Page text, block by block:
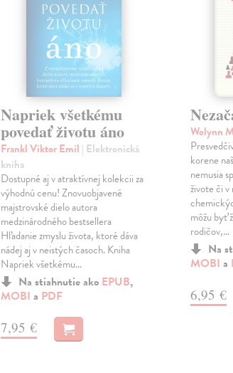
Napriek všetkému
povedať životu áno
Frankl Viktor Emil | Elektronická
kniha
Dostupné aj v atraktívnej kolekcii za
výhodnú cenu! Znovuobjavené
majstrovské dielo autora
medzinárodného bestsellera
Hľadanie zmyslu života, ktoré dáva
nádej aj v neistých časoch. Kniha
Napriek všetkému…
Na stiahnutie ako EPUB,
MOBI a PDF
7,95 €
Wolynn
korene
nemusia
živote či v
môžu byť
rodičov,…
Na
MOBI a
6,95 €